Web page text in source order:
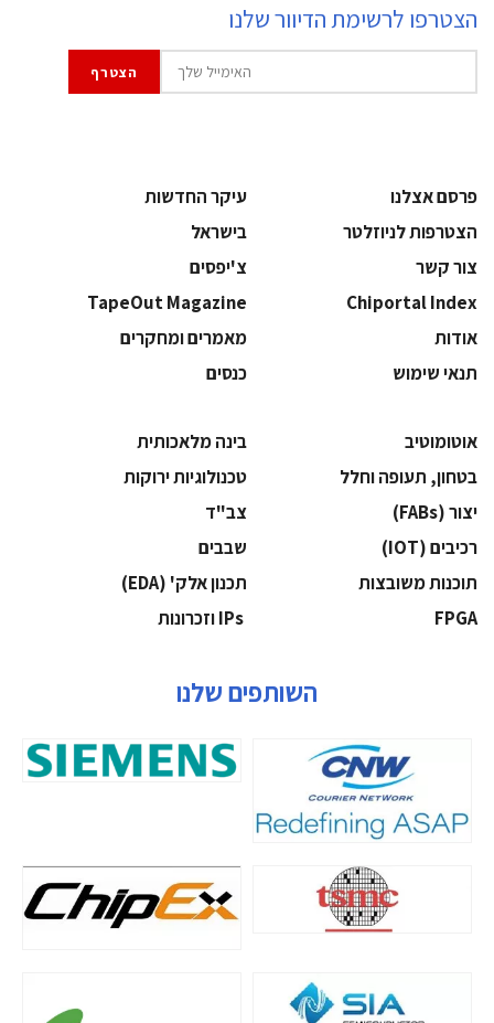
הצטרפו לרשימת הדיוור שלנו
פרסם אצלנו
עיקר החדשות
הצטרפות לניוזלטר
בישראל
צור קשר
צ'יפסים
Chiportal Index
TapeOut Magazine
אודות
מאמרים ומחקרים
תנאי שימוש
כנסים
אוטומוטיב
בינה מלאכותית
בטחון, תעופה וחלל
‫טכנולוגיות ירוקות‬
‫יצור (‪(FABs‬‬
‫צב"ד‬
‫רכיבים‬ (IOT)
‫שבבים‬
‫תוכנות משובצות‬
‫תכנון אלק' (‪(EDA‬‬
‫‪FPGA‬‬
השותפים שלנו